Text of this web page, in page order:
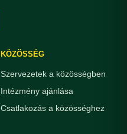
KÖZÖSSÉG
Szervezetek a közösségben
Intézmény ajánlása
Csatlakozás a közösséghez